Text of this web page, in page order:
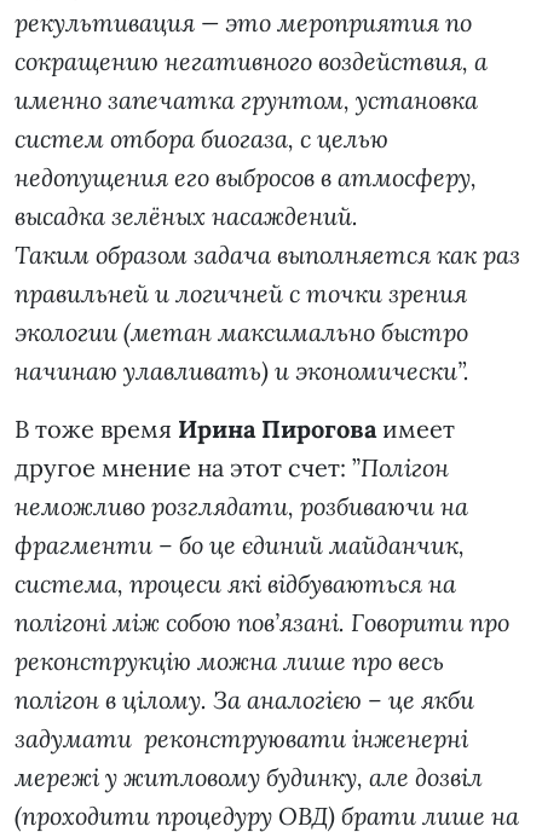
рекультивация — это мероприятия по
сокращению негативного воздействия, а
именно запечатка грунтом, установка
систем отбора биогаза, с целью
недопущения его выбросов в атмосферу,
высадка зелёных насаждений.
Таким образом задача выполняется как раз
правильней и логичней с точки зрения
экологии (метан максимально быстро
начинаю улавливать) и экономически”.
В тоже время Ирина Пирогова имеет
другое мнение на этот счет: ”Полігон
неможливо розглядати, розбиваючи на
фрагменти – бо це єдиний майданчик,
система, процеси які відбуваються на
полігоні між собою пов’язані. Говорити про
реконструкцію можна лише про весь
полігон в цілому. За аналогією – це якби
задумати реконструювати інженерні
мережі у житловому будинку, але дозвіл
(проходити процедуру ОВД) брати лише на